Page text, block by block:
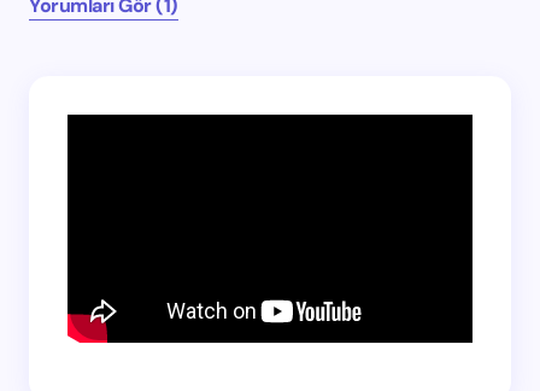
Yorumları Gör (1)